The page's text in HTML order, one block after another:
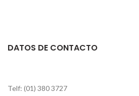
DATOS DE CONTACTO
Telf: (01) 380 3727